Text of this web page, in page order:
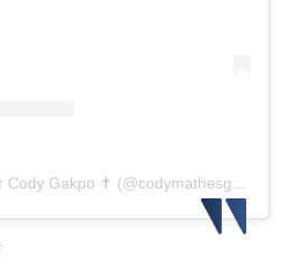
Een bericht gedeeld door Cody Gakpo ✝️ (@codymathesgakpo)